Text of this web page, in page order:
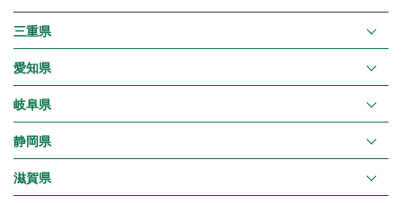
三重県
愛知県
岐阜県
静岡県
滋賀県